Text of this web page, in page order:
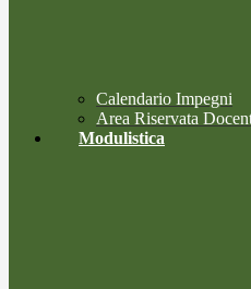
Calendario Impegni
Area Riservata
Modulistica